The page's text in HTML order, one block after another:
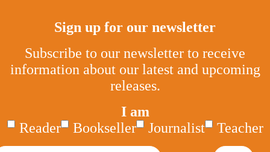
Sign up for our newsletter
Subscribe to our newsletter to receive
information about our latest and upcoming
releases.
I am
Reader
Bookseller Journalist
Teacher